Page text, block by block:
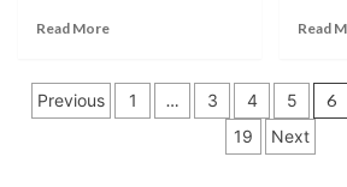
समाचार
Read MoreRead
Jeet
Samachar
Read
Posts
Previous 1 … 3 4 5 6
19
Next